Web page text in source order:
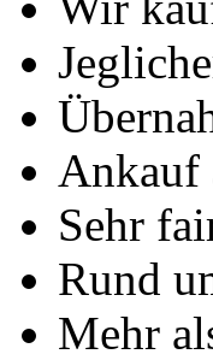
Ankauf
Sehr
Rund
Mehr